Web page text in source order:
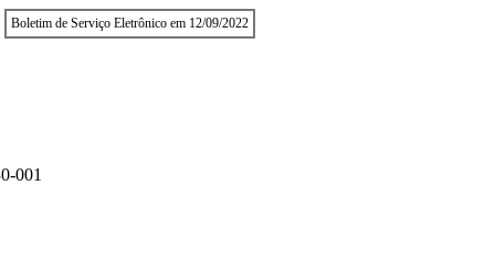
Boletim de Serviço Eletrônico em 12/09/2022
001